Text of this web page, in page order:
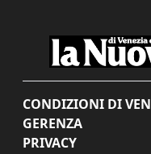
CONDIZIONI DI
GERENZA
PRIVACY